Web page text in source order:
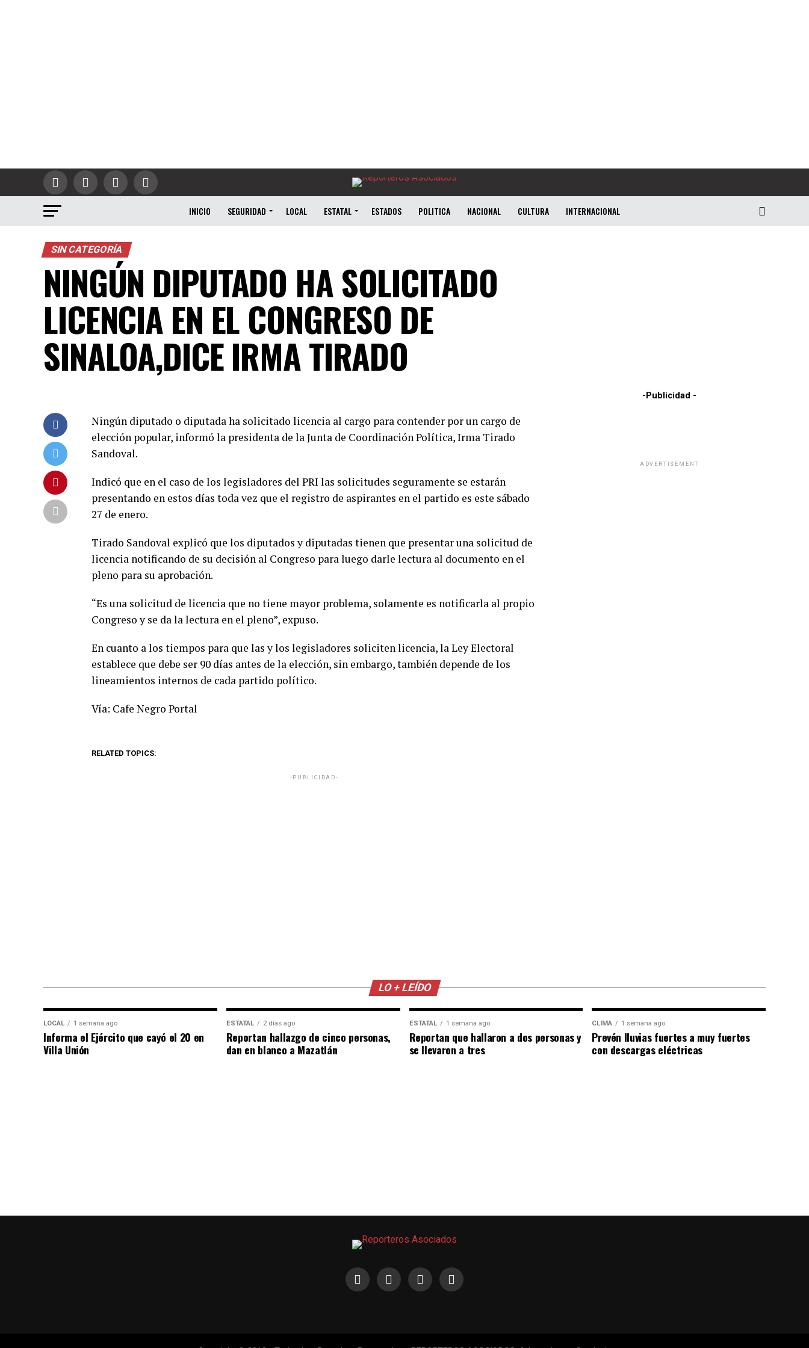
INICIO SEGURIDAD LOCAL ESTATAL ESTADOS POLITICA NACIONAL CULTURA INTERNACIONAL
SIN CATEGORÍA
NINGÚN DIPUTADO HA SOLICITADO
LICENCIA EN EL CONGRESO DE
SINALOA,DICE IRMA TIRADO
Ningún diputado o diputada ha solicitado licencia al cargo para contender por un cargo de
elección popular, informó la presidenta de la Junta de Coordinación Política, Irma Tirado
Sandoval.
Indicó que en el caso de los legisladores del PRI las solicitudes seguramente se estarán
presentando en estos días toda vez que el registro de aspirantes en el partido es este sábado
27 de enero.
Tirado Sandoval explicó que los diputados y diputadas tienen que presentar una solicitud de
licencia notificando de su decisión al Congreso para luego darle lectura al documento en el
pleno para su aprobación.
“Es una solicitud de licencia que no tiene mayor problema, solamente es notificarla al propio
Congreso y se da la lectura en el pleno”, expuso.
En cuanto a los tiempos para que las y los legisladores soliciten licencia, la Ley Electoral
establece que debe ser 90 días antes de la elección, sin embargo, también depende de los
lineamientos internos de cada partido político.
Vía: Cafe Negro Portal
RELATED TOPICS:
-PUBLICIDAD-
-Publicidad -
ADVERTISEMENT
LO + LEÍDO
LOCAL 1 semana ago
Informa el Ejército que cayó el 20 en
Villa Unión
ESTATAL 2 días ago
Reportan hallazgo de cinco personas,
dan en blanco a Mazatlán
ESTATAL 1 semana ago
Reportan que hallaron a dos personas y
se llevaron a tres
CLIMA 1 semana ago
Prevén lluvias fuertes a muy fuertes
con descargas eléctricas